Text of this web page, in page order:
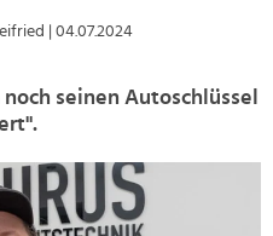
| 04.07.2024
seinen Autoschlüssel